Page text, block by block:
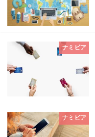
ナミビア
ナミビア